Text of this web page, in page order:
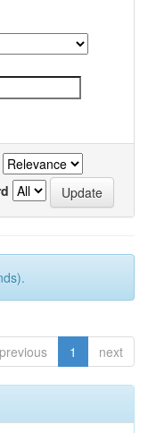
previous 1 next